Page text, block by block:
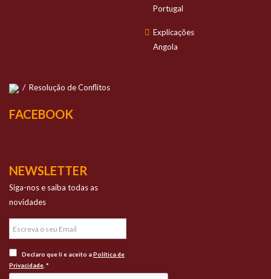
Portugal
Explicações
Angola
/ Resolução de Conflitos
FACEBOOK
NEWSLETTER
Siga-nos e saiba todas as
novidades
Declaro que li e aceito aPolítica de
Privacidade . *